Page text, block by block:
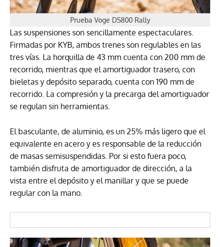
Prueba Voge DS800 Rally
Las suspensiones son sencillamente espectaculares.
Firmadas por KYB, ambos trenes son regulables en las
tres vías. La horquilla de 43 mm cuenta con 200 mm de
recorrido, mientras que el amortiguador trasero, con
bieletas y depósito separado, cuenta con 190 mm de
recorrido. La compresión y la precarga del amortiguador
se regulan sin herramientas.
El basculante, de aluminio, es un 25% más ligero que el
equivalente en acero y es responsable de la reducción
de masas semisuspendidas. Por si esto fuera poco,
también disfruta de amortiguador de dirección, a la
vista entre el depósito y el manillar y que se puede
regular con la mano.